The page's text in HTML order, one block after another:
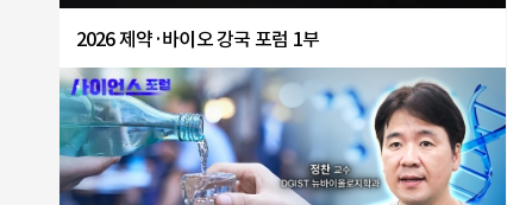
2026 제약·바이오 강국 포럼 1부